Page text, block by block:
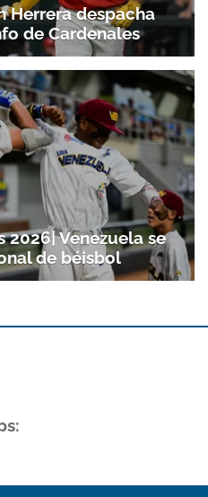
Herrera despacha
de Cardenales
2026| Venezuela se
de béisbol